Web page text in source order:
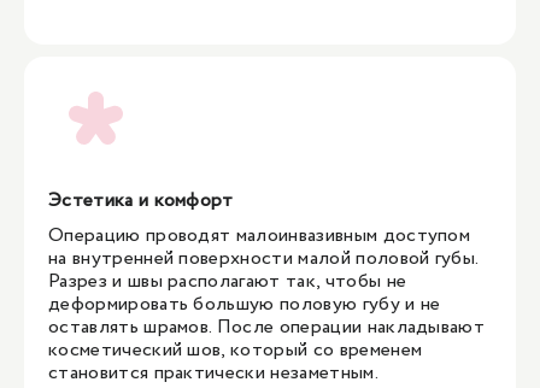
Эстетика и комфорт
Операцию проводят малоинвазивным доступом
на внутренней поверхности малой половой губы.
Разрез и швы располагают так, чтобы не
деформировать большую половую губу и не
оставлять шрамов. После операции накладывают
косметический шов, который со временем
становится практически незаметным.